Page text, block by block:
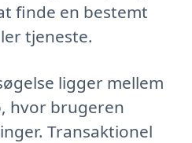
finde en bestemt
tjeneste.
ligger mellem
hvor brugeren
Transaktionel